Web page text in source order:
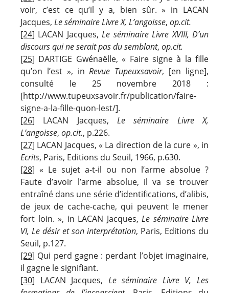
voir, c’est ce qu’il y a, bien sûr. » in LACAN
Jacques, Le séminaire Livre X, L’angoisse, op.cit.
[24] LACAN Jacques,Le séminaire Livre XVIII, D’un
discours qui ne serait pas du semblant, op.cit.
[25] DARTIGE Gwénaëlle, « Faire signe à la fille
qu’on l’est », inRevue Tupeuxsavoir, [en ligne],
consulté le 25 novembre 2018 :
[http://www.tupeuxsavoir.fr/publication/faire-
signe-a-la-fille-quon-lest/].
[26] LACAN Jacques, Le séminaire Livre X,
L’angoisse, op.cit., p.226.
[27] LACAN Jacques, « La direction de la cure », in
Ecrits, Paris, Editions du Seuil, 1966, p.630.
[28] « Le sujet a-t-il ou non l’arme absolue ?
Faute d’avoir l’arme absolue, il va se trouver
entraîné dans une série d’identifications, d’alibis,
de jeux de cache-cache, qui peuvent le mener
fort loin. », in LACAN Jacques, Le séminaire Livre
VI, Le désir et son interprétation, Paris, Editions du
Seuil, p.127.
[29] Qui perd gagne : perdant l’objet imaginaire,
il gagne le signifiant.
[30] LACAN Jacques, Le séminaire Livre V, Les